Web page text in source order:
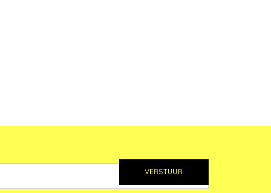
VERSTUUR